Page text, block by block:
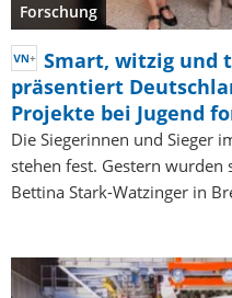
Forschung
Smart, witzig und
präsentiert
Projekte bei Jugend
Die Siegerinnen und Sieger
stehen fest. Gestern
Bettina Stark-Watzinger in